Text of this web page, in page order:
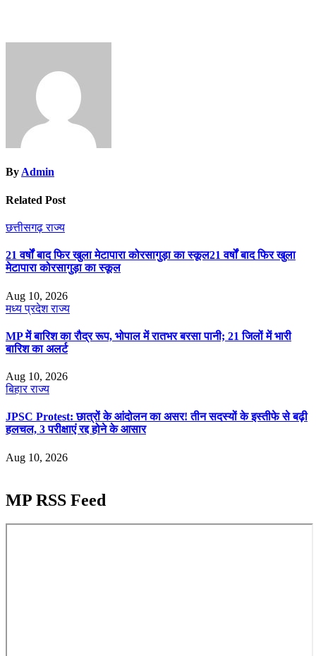
ByAdmin
Related Post
छत्तीसगढ़राज्य
21 वर्षों बाद फिर खुला मेटापारा कोरसागुड़ा का स्कूल21 वर्षों बाद फिर खुला
मेटापारा कोरसागुड़ा का स्कूल
Aug 10, 2026
मध्य प्रदेशराज्य
MP में बारिश का रौद्र रूप, भोपाल में रातभर बरसा पानी; 21 जिलों में भारी
बारिश का अलर्ट
Aug 10, 2026
बिहारराज्य
JPSC Protest: छात्रों के आंदोलन का असर! तीन सदस्यों के इस्तीफे से बढ़ी
हलचल, 3 परीक्षाएं रद्द होने के आसार
Aug 10, 2026
MP RSS Feed